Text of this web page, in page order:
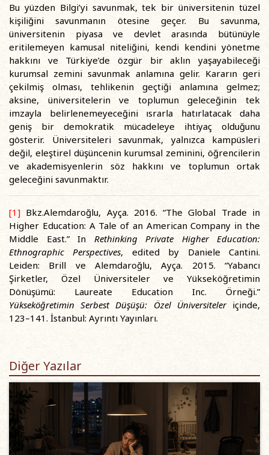
Bu yüzden Bilgi’yi savunmak, tek bir üniversitenin tüzel
kişiliğini savunmanın ötesine geçer. Bu savunma,
üniversitenin piyasa ve devlet arasında bütünüyle
eritilemeyen kamusal niteliğini, kendi kendini yönetme
hakkını ve Türkiye’de özgür bir aklın yaşayabileceği
kurumsal zemini savunmak anlamına gelir. Kararın geri
çekilmiş olması, tehlikenin geçtiği anlamına gelmez;
aksine, üniversitelerin ve toplumun geleceğinin tek
imzayla belirlenemeyeceğini ısrarla hatırlatacak daha
geniş bir demokratik mücadeleye ihtiyaç olduğunu
gösterir. Üniversiteleri savunmak, yalnızca kampüsleri
değil, eleştirel düşüncenin kurumsal zeminini, öğrencilerin
ve akademisyenlerin söz hakkını ve toplumun ortak
geleceğini savunmaktır.
[1] Bkz.Alemdaroğlu, Ayça. 2016. “The Global Trade in
Higher Education: A Tale of an American Company in the
Middle East.” In Rethinking Private Higher Education:
Ethnographic Perspectives, edited by Daniele Cantini.
Leiden: Brill ve Alemdaroğlu, Ayça. 2015. “Yabancı
Şirketler, Özel Üniversiteler ve Yükseköğretimin
Dönüşümü: Laureate Education Inc. Örneği.”
Yükseköğretimin Serbest Düşüşü: Özel Üniversiteleriçinde,
123–141. İstanbul: Ayrıntı Yayınları.
Diğer Yazılar